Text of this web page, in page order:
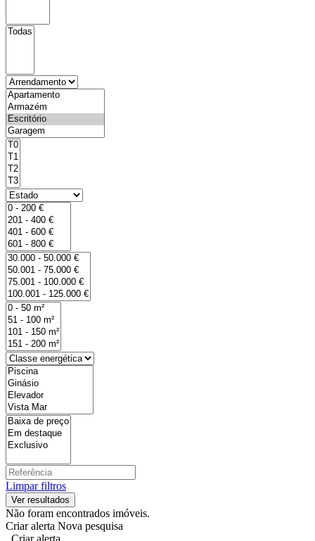
Limpar filtros
Não foram encontrados imóveis.
Criar alerta Nova pesquisa
Criar alerta